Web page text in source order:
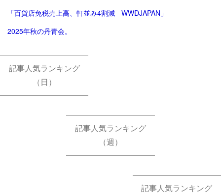
「百貨店免税売上高、軒並み4割減 - WWDJAPAN」
2025年秋の丹青会。
記事人気ランキング
（日）
記事人気ランキング
（週）
記事人気ランキング